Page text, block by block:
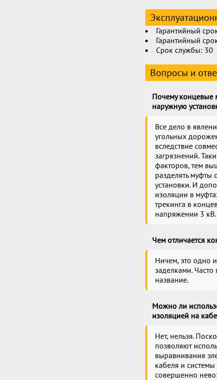
Гарантийный
Гарантийный
Срок службы: 30
Вопросы и
Почему концевые
наружную
Все дело в
угольных
вследствие
загрязнений.
факторов, тем
разделять
установки. И
изоляции в
трекинга в
напряжении 3 кВ.
Чем отличается
Ничем, это одно
заделками.
название.
Можно ли
изоляцией на
Нет, нельзя.
позволяют
выравнивания
кабеля и
совершенно